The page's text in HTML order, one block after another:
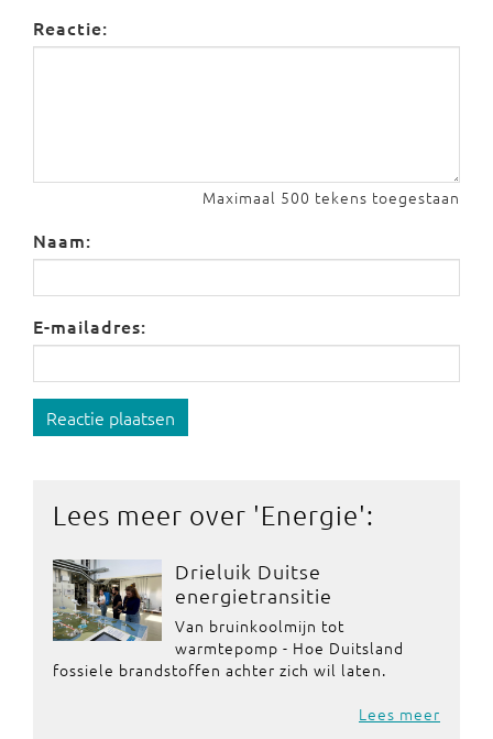
Reactie:
Maximaal 500 tekens toegestaan
Naam:
E-mailadres:
Reactie plaatsen
Lees meer over 'Energie':
Drieluik Duitse
energietransitie
Van bruinkoolmijn tot
warmtepomp - Hoe Duitsland
fossiele brandstoffen achter zich wil laten.
Lees meer